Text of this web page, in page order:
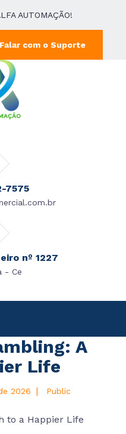
AUTOMAÇÃO!
Falar com o Suporte
7575
nº 1227
- Ce
A
Life
2026 | Public
to a Happier Life